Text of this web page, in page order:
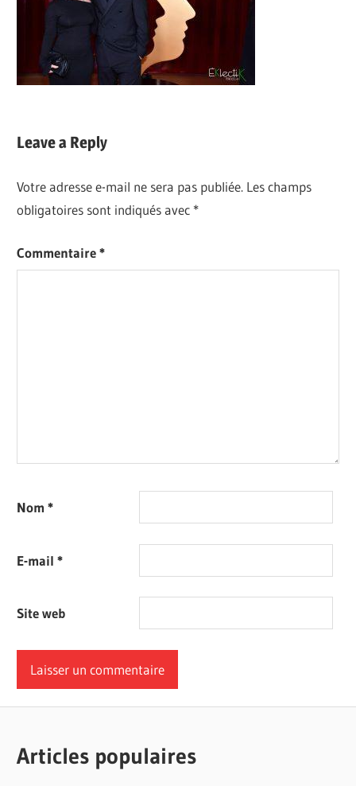
Leave a Reply
Votre adresse e-mail ne sera pas publiée. Les champs
obligatoires sont indiqués avec *
Commentaire*
Nom*
E-mail*
Site web
Articles populaires